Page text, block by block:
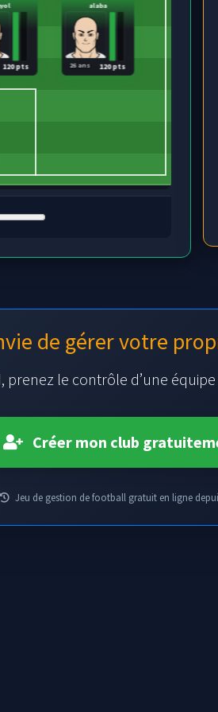
120 pts
alaba
120 pts
26 ans
de gérer votre
prenez le contrôle d’une
Créer mon club
Jeu de gestion de football gratuit en ligne